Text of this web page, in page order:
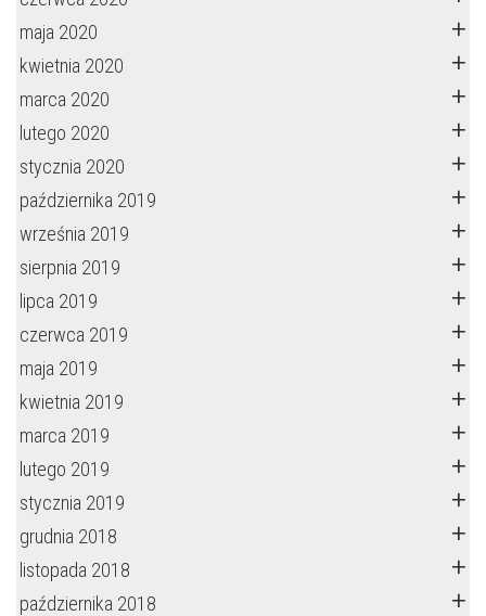
maja 2020
kwietnia 2020
marca 2020
lutego 2020
stycznia 2020
października 2019
września 2019
sierpnia 2019
lipca 2019
czerwca 2019
maja 2019
kwietnia 2019
marca 2019
lutego 2019
stycznia 2019
grudnia 2018
listopada 2018
października 2018